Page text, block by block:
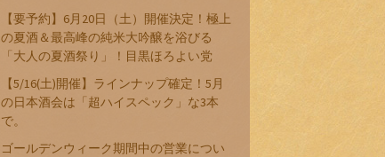
【要予約】6月20日（土）開催決定！極上
の夏酒＆最高峰の純米大吟醸を浴びる
「大人の夏酒祭り」！目黒ほろよい党
【5/16(土)開催】ラインナップ確定！5月
の日本酒会は「超ハイスペック」な3本
で。
ゴールデンウィーク期間中の営業につい